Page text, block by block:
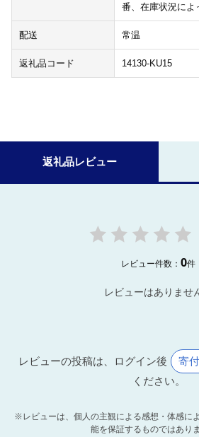
番、在庫状況によ
配送 常温
返礼品コード 14130-KU15
返礼品レビュー
レビュー件数：0件
レビューはありませ
レビューの投稿は、ログイン後 寄
ください。
※レビューは、個人の主観による感想・体感に
能を保証するものではありま